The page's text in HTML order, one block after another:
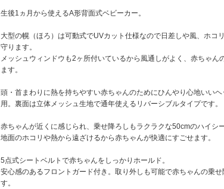
生後1ヵ月から使えるA形背面式ベビーカー。
大型の幌（ほろ）は可動式でUVカット仕様なので日差しや風、ホコ
守ります。
メッシュウィンドウも2ヶ所付いているから風通しがよく、赤ちゃん
ます。
頭・首まわりに熱を持ちやすい赤ちゃんのためにひんやり心地いい
用。裏面は立体メッシュ生地で通年使えるリバーシブルタイプです。
赤ちゃんが近くに感じられ、乗せ降ろしもラクラクな50cmのハイシー
地面のホコリや熱から遠ざけるから赤ちゃんが快適にすごせます。
5点式シートベルトで赤ちゃんをしっかりホールド。
安心感のあるフロントガード付き。取り外しも可能で赤ちゃんの乗
す。